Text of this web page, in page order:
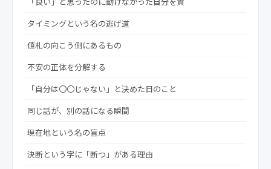
タイミングという名の逃げ道
値札の向こう側にあるもの
不安の正体を分解する
「自分は〇〇じゃない」と決めた日のこと
同じ話が、別の話になる瞬間
現在地という名の盲点
決断という字に「断つ」がある理由